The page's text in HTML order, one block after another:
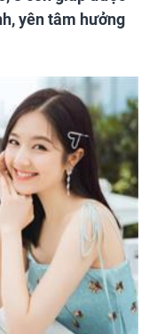
yên tâm hưởng